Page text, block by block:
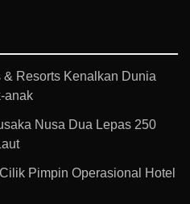
Resorts Kenalkan Dunia
anak
Nusa Dua Lepas 250
Pimpin Operasional Hotel